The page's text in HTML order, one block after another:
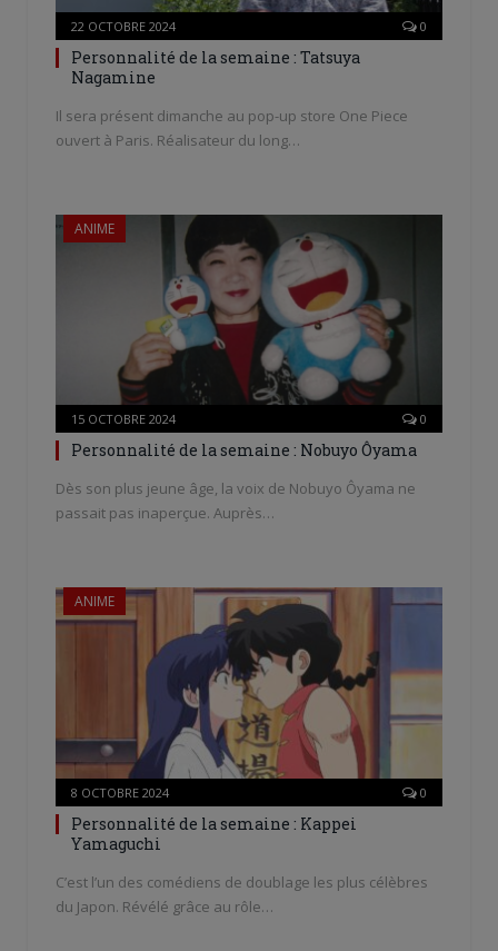
22 OCTOBRE 2024 0
Personnalité de la semaine : Tatsuya
Nagamine
Il sera présent dimanche au pop-up store One Piece
ouvert à Paris. Réalisateur du long…
ANIME
15 OCTOBRE 2024 0
Personnalité de la semaine : Nobuyo Ôyama
Dès son plus jeune âge, la voix de Nobuyo Ôyama ne
passait pas inaperçue. Auprès…
ANIME
8 OCTOBRE 2024 0
Personnalité de la semaine : Kappei
Yamaguchi
C’est l’un des comédiens de doublage les plus célèbres
du Japon. Révélé grâce au rôle…